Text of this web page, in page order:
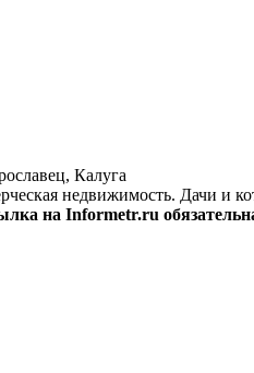
Калуга
недвижимость. Дачи и
на Informetr.ru